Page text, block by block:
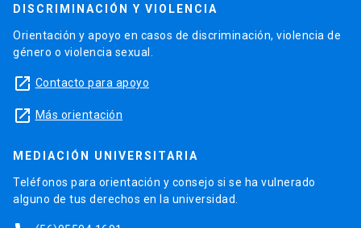
DISCRIMINACIÓN Y VIOLENCIA
Orientación y apoyo en casos de discriminación, violencia de
género o violencia sexual.
launch Contacto para apoyo
launch Más orientación
MEDIACIÓN UNIVERSITARIA
Teléfonos para orientación y consejo si se ha vulnerado
alguno de tus derechos en la universidad.